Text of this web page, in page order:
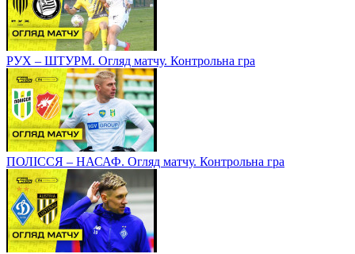
РУХ – ШТУРМ. Огляд матчу. Контрольна гра
ПОЛІССЯ – НАСАФ. Огляд матчу. Контрольна гра